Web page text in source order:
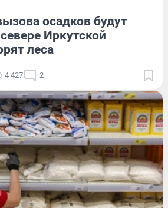
осадков будут
Иркутской
леса
4 427 2